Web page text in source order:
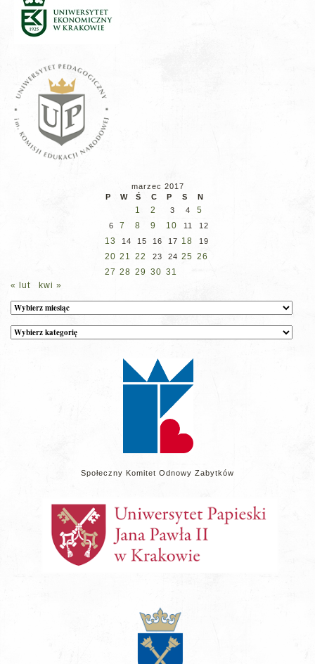
marzec 2017
P
W Ś C P S N
1 2 3 4 5
6 7 8 9 10 11 12
13 14 15 16 17 18 19
20 21 22 23 24 25 26
27 28 29 30 31
« lut
kwi »
Archiwum
Kategorie
wpisów
Społeczny Komitet Odnowy Zabytków